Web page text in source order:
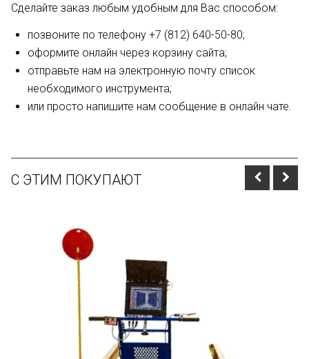
Сделайте заказ любым удобным для Вас способом:
позвоните по телефону +7 (812) 640-50-80;
оформите онлайн через корзину сайта;
отправьте нам на электронную почту список
необходимого инструмента;
или просто напишите нам сообщение в онлайн чате.
С ЭТИМ ПОКУПАЮТ